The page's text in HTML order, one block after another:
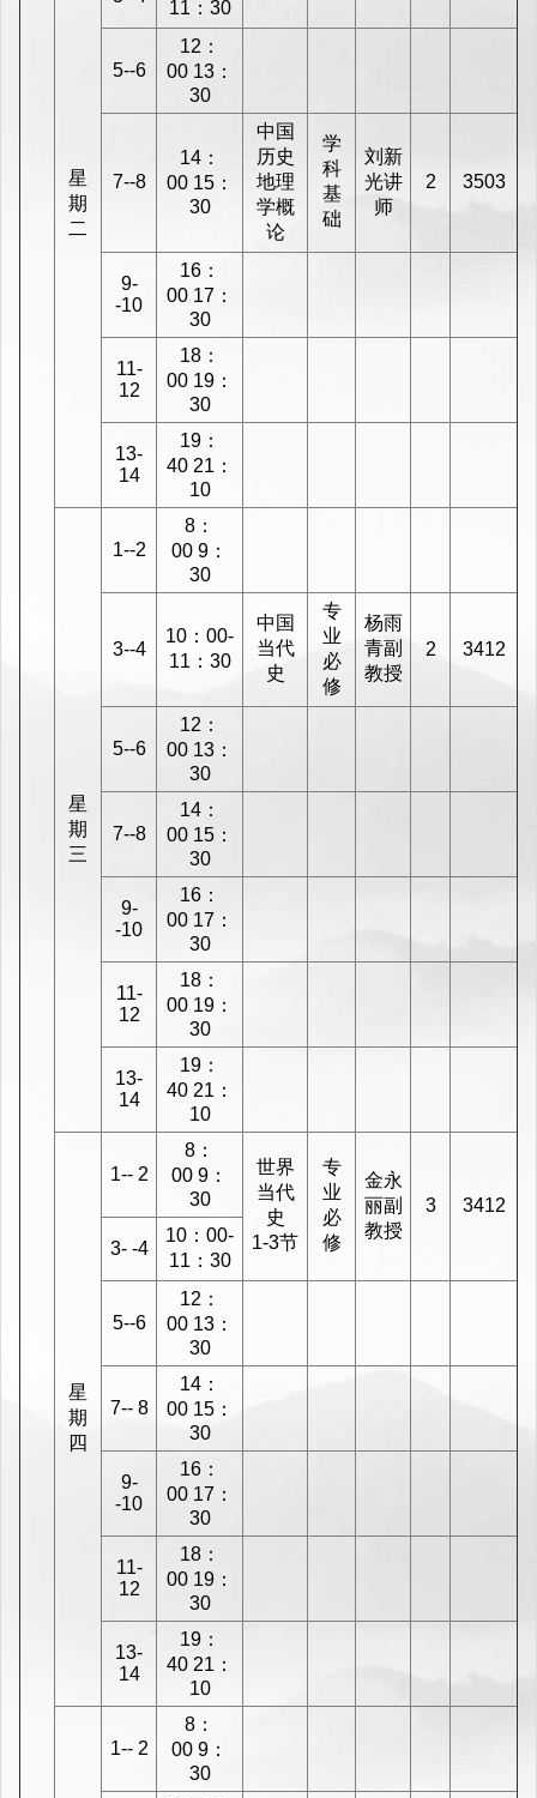
星
期
二
11：30
5--6
12：
00 13：
30
7--8
14：
00 15：
30
中国
历史
地理
学概
论
学
科
基
础
刘新
光讲
师
2 3503
9-
-10
16：
00 17：
30
11-
12
18：
00 19：
30
13-
14
19：
40 21：
10
星
期
三
1--2
8：
00 9：
30
3--4
10：00-
11：30
中国
当代
史
专
业
必
修
杨雨
青副
教授
2 3412
5--6
12：
00 13：
30
7--8
14：
00 15：
30
9-
-10
16：
00 17：
30
11-
12
18：
00 19：
30
13-
14
19：
40 21：
10
星
期
四
1-- 2
8：
00 9：
30
世界
当代
史
1-3节
专
业
必
修
金永
丽副
教授
3 3412
3- -4
10：00-
11：30
5--6
12：
00 13：
30
7-- 8
14：
00 15：
30
9-
-10
16：
00 17：
30
11-
12
18：
00 19：
30
13-
14
19：
40 21：
10
1-- 2
8：
00 9：
30